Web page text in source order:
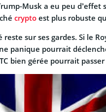
Musk a eu peu d’effet
crypto est plus robuste
sur ses gardes. Si le
panique pourrait
bien gérée pourrait